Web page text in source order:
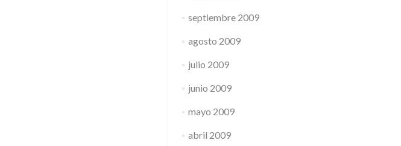
septiembre 2009
agosto 2009
julio 2009
junio 2009
mayo 2009
abril 2009